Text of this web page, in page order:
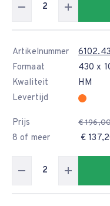
Artikelnummer
Formaat
430 x
Kwaliteit
HM
Levertijd
Prijs €
8 of meer
€